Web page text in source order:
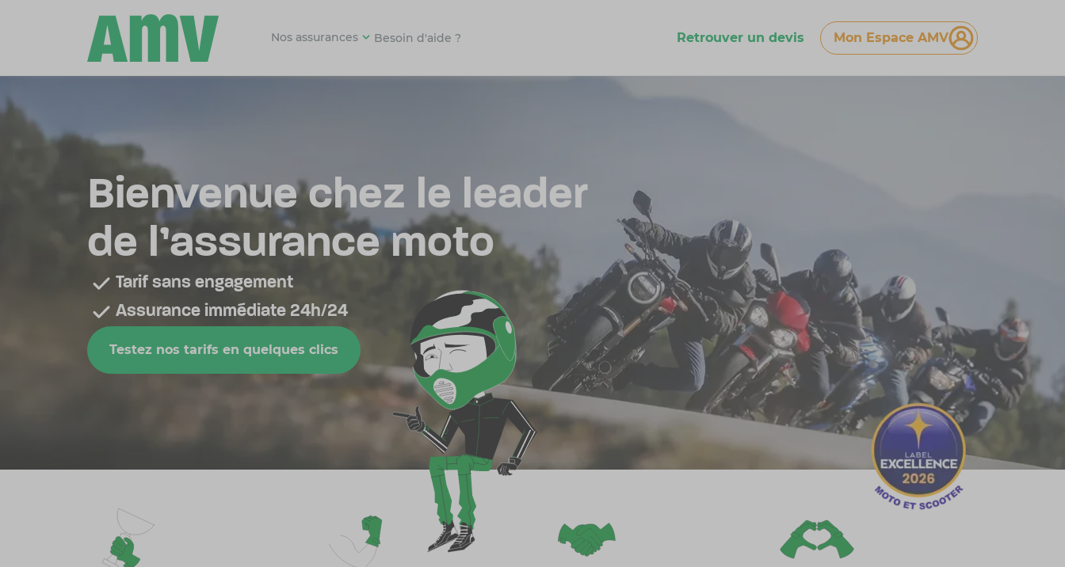
Nos assurances Besoin d'aide ? Retrouver un devis Mon Espace AMV
Bienvenue chez le leader
de l’assurance moto
Tarif sans engagement
Assurance immédiate 24h/24
Testez nos tarifs en quelques clics